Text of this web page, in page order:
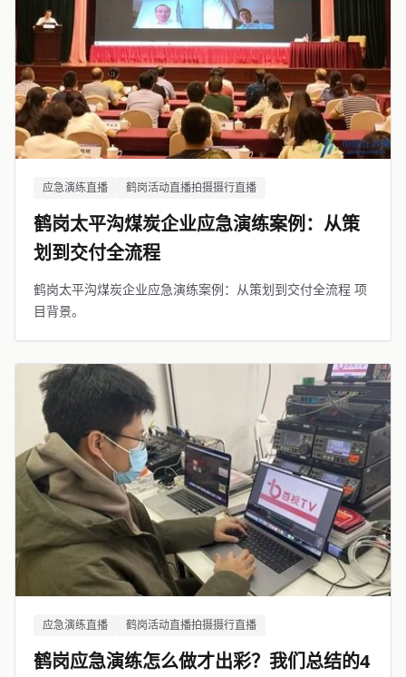
应急演练直播 鹤岗活动直播拍摄摄行直播
鹤岗太平沟煤炭企业应急演练案例：从策
划到交付全流程
鹤岗太平沟煤炭企业应急演练案例：从策划到交付全流程 项
目背景。
应急演练直播 鹤岗活动直播拍摄摄行直播
鹤岗应急演练怎么做才出彩？我们总结的4